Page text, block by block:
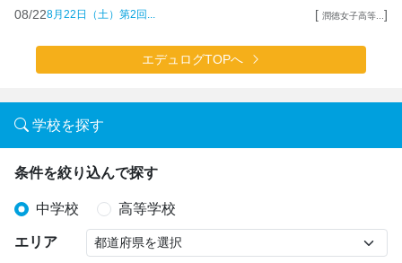
08/228月22日（土）第2回... [ 潤徳女子高等... ]
エデュログTOPへ
学校を探す
条件を絞り込んで探す
中学校 高等学校
エリア